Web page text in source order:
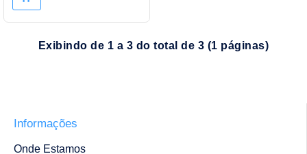
Exibindo de 1 a 3 do total de 3 (1 páginas)
Informações
Onde Estamos